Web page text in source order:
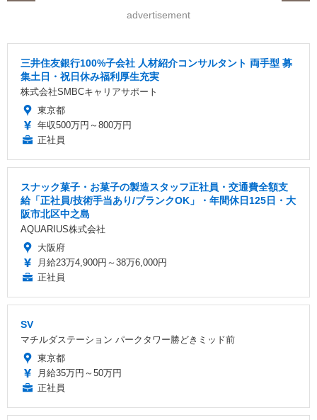
advertisement
三井住友銀行100%子会社 人材紹介コンサルタント 両手型 募
集土日・祝日休み福利厚生充実
株式会社SMBCキャリアサポート
東京都
年収500万円～800万円
正社員
スナック菓子・お菓子の製造スタッフ正社員・交通費全額支
給「正社員/技術手当あり/ブランクOK」・年間休日125日・大
阪市北区中之島
AQUARIUS株式会社
大阪府
月給23万4,900円～38万6,000円
正社員
SV
マチルダステーション パークタワー勝どきミッド前
東京都
月給35万円～50万円
正社員